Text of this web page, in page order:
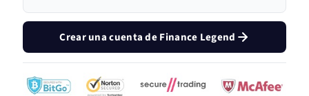
Crear una cuenta de Finance Legend